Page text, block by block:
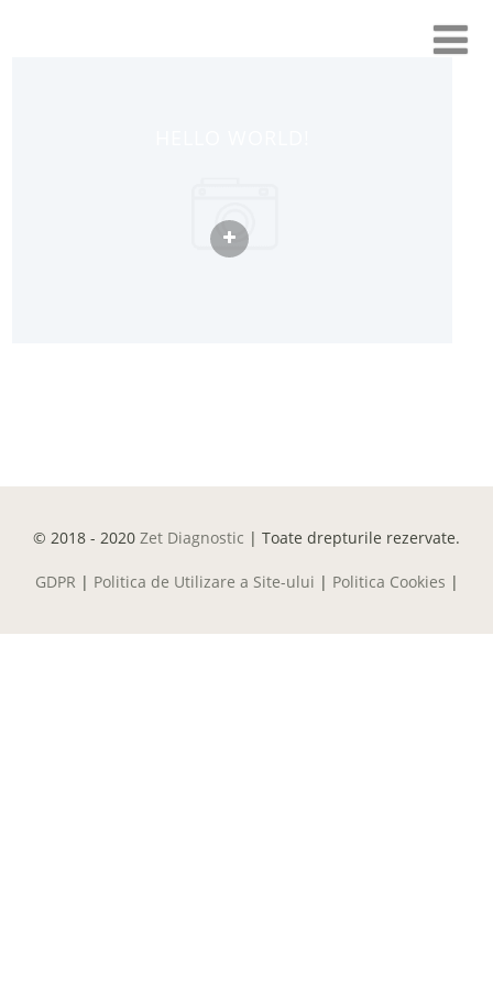
© 2018 - 2020 Zet Diagnostic | Toate drepturile rezervate.
GDPR | Politica de Utilizare a Site-ului | Politica Cookies |